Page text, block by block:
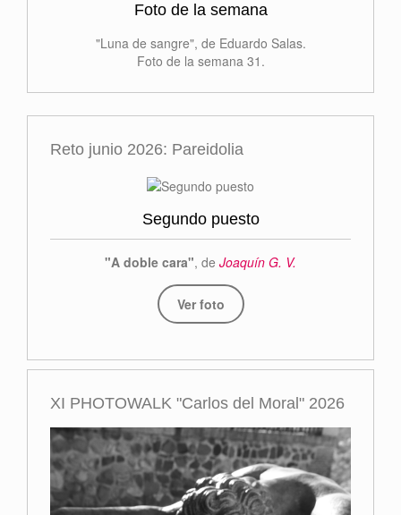
Foto de la semana
"Luna de sangre", de Eduardo Salas.
Foto de la semana 31.
Reto junio 2026: Pareidolia
Segundo puesto
"A doble cara", de Joaquín G. V.
Ver foto
XI PHOTOWALK "Carlos del Moral" 2026